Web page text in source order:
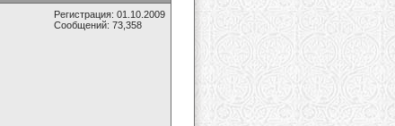
Регистрация: 01.10.2009
Сообщений: 73,358